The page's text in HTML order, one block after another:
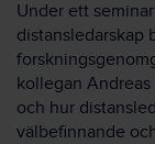
Under ett
distansledarskap
kollegan
och hur
välbefinnande